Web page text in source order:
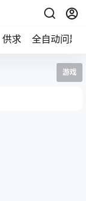
供求 全自动问题
游戏